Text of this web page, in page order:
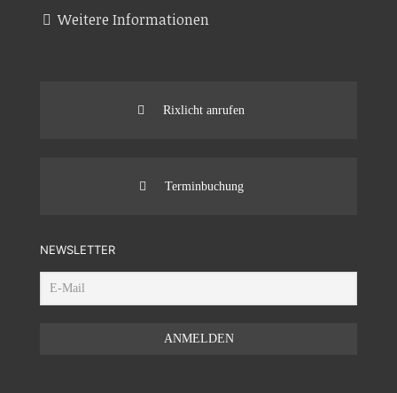
Weitere Informationen
Rixlicht anrufen
Terminbuchung
NEWSLETTER